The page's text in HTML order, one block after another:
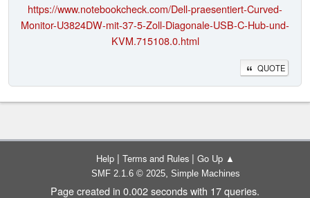
https://www.notebookcheck.com/Dell-praesentiert-Curved-
Monitor-U3824DW-mit-37-5-Zoll-Diagonale-USB-C-Hub-und-
KVM.715108.0.html
QUOTE
Help | Terms and Rules | Go Up ▲
SMF 2.1.6 © 2025, Simple Machines
Page created in 0.002 seconds with 17 queries.